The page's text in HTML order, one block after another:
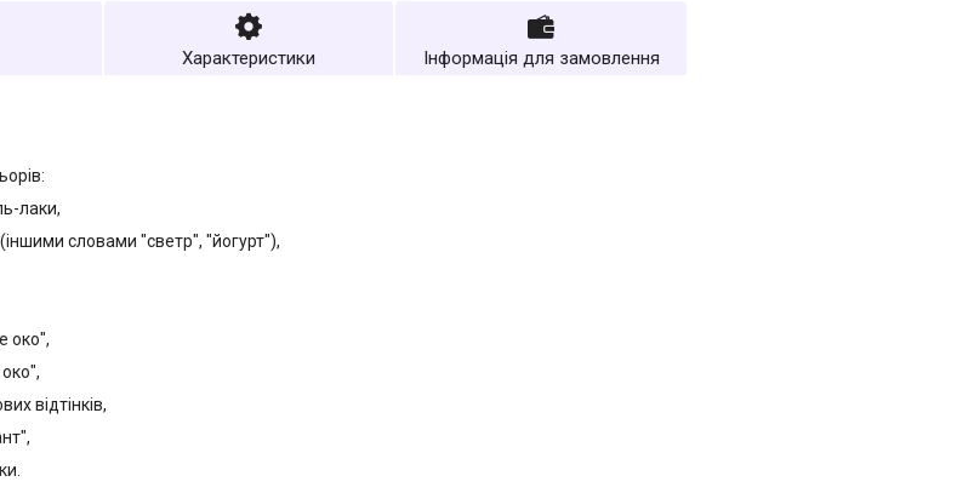
Характеристики Інформація для замовлення
лаки,
словами "светр", "йогурт"),
око",
відтінків,